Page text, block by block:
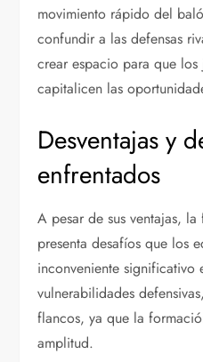
movimiento rápido del
confundir a las defensas
crear espacio para que
capitalicen las
Desventajas y
enfrentados
A pesar de sus ventajas,
presenta desafíos que los
inconveniente significativo
vulnerabilidades
flancos, ya que la
amplitud.